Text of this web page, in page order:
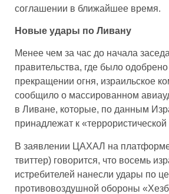
соглашении в ближайшее время.
Новые удары по Ливану
Менее чем за час до начала
правительства, где было
прекращении огня, израильское
сообщило о массированном
в Ливане, которые, по данным
принадлежат к
В заявлении ЦАХАЛ на
твиттер) говорится, что восемь
истребителей нанесли удары по
противовоздушной обороны